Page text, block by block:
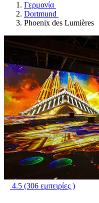
Γερμανία
Dortmund
Phoenix des Lumières
4.5 (306 εμπειρίες )